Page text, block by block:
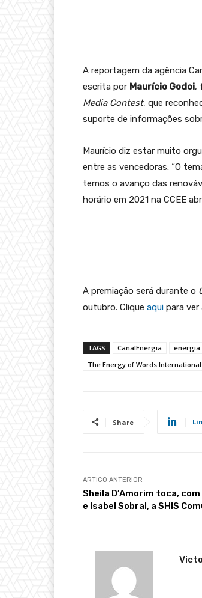
A reportagem da agência
escrita por Maurício Godoi,
Media Contest, que
suporte de informações
Maurício diz estar muito
entre as vencedoras: “O
temos o avanço das
horário em 2021 na CCEE
A premiação será durante o
outubro. Clique aqui para ver
TAGS CanalEnergia energia
The Energy of Words
Share
ARTIGO ANTERIOR
Sheila D’Amorim toca,
e Isabel Sobral, a SHIS